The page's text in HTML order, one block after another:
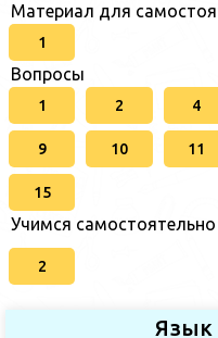
Материал для
1
Вопросы
1 2 4
9 10 11
15
Учимся самостоятельно
2
Язык